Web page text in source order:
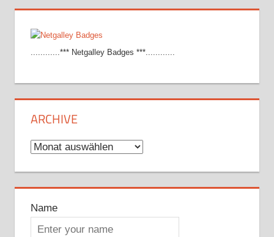
............*** Netgalley Badges ***............
ARCHIVE
Archive
Name